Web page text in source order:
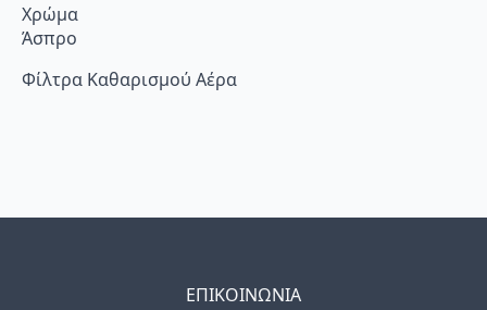
Χρώμα
Άσπρο
Φίλτρα Καθαρισμού Αέρα
ΕΠΙΚΟΙΝΩΝΙΑ